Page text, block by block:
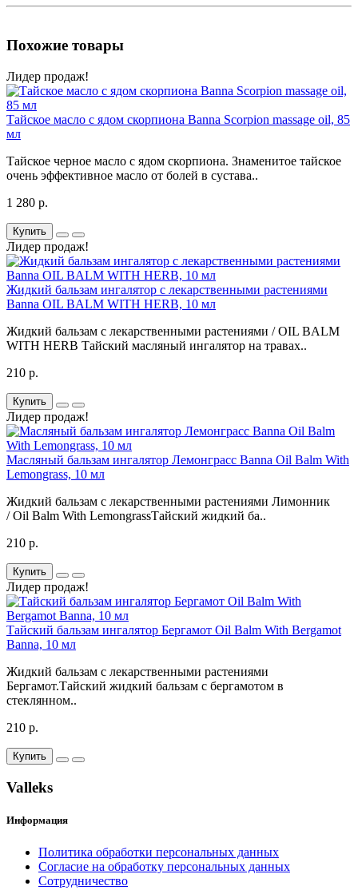
Похожие товары
Лидер продаж!
Тайское масло с ядом скорпиона Banna Scorpion massage oil, 85
мл
Тайское черное масло с ядом скорпиона. Знаменитое тайское
очень эффективное масло от болей в сустава..
1 280 р.
Купить
Лидер продаж!
Жидкий бальзам ингалятор с лекарственными растениями
Banna OIL BALM WITH HERB, 10 мл
Жидкий бальзам с лекарственными растениями / OIL BALM
WITH HERB Тайский масляный ингалятор на травах..
210 р.
Купить
Лидер продаж!
Масляный бальзам ингалятор Лемонграсс Banna Oil Balm With
Lemongrass, 10 мл
Жидкий бальзам с лекарственными растениями Лимонник
/ Oil Balm With LemongrassТайский жидкий ба..
210 р.
Купить
Лидер продаж!
Тайский бальзам ингалятор Бергамот Oil Balm With Bergamot
Banna, 10 мл
Жидкий бальзам с лекарственными растениями
Бергамот.Тайский жидкий бальзам с бергамотом в
стеклянном..
210 р.
Купить
Valleks
Информация
Политика обработки персональных данных
Согласие на обработку персональных данных
Сотрудничество